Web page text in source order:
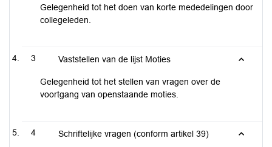
Gelegenheid tot het doen van korte mededelingen door
collegeleden.
3 Vaststellen van de lijst Moties
Gelegenheid tot het stellen van vragen over de
voortgang van openstaande moties.
4 Schriftelijke vragen (conform artikel 39)